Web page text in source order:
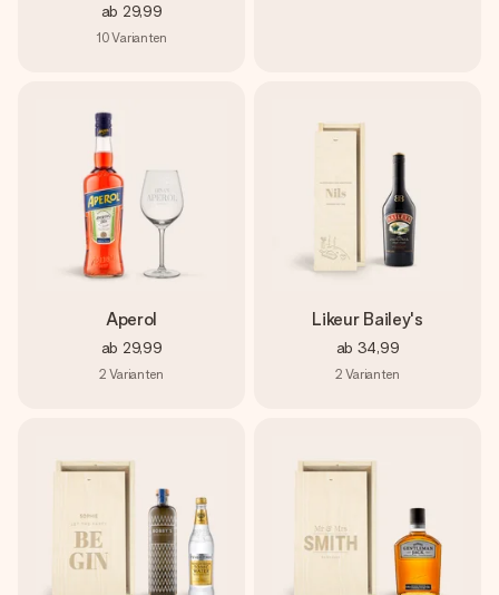
ab 29,99
10Varianten
Aperol
ab 29,99
2 Varianten
Likeur Bailey's
ab 34,99
2 Varianten